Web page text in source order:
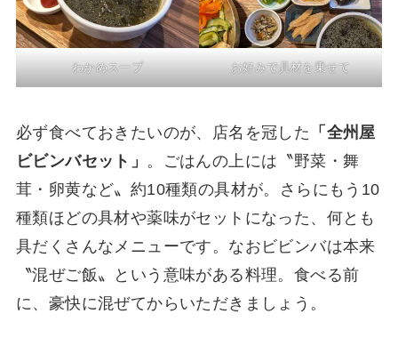
わかめスープ お好みで具材を乗せて
必ず食べておきたいのが、店名を冠した 「全州屋
ビビンバセット」 。ごはんの上には〝野菜・舞
茸・卵黄など〟約10種類の具材が。さらにもう10
種類ほどの具材や薬味がセットになった、何とも
具だくさんなメニューです。なおビビンバは本来
〝混ぜご飯〟という意味がある料理。食べる前
に、豪快に混ぜてからいただきましょう。